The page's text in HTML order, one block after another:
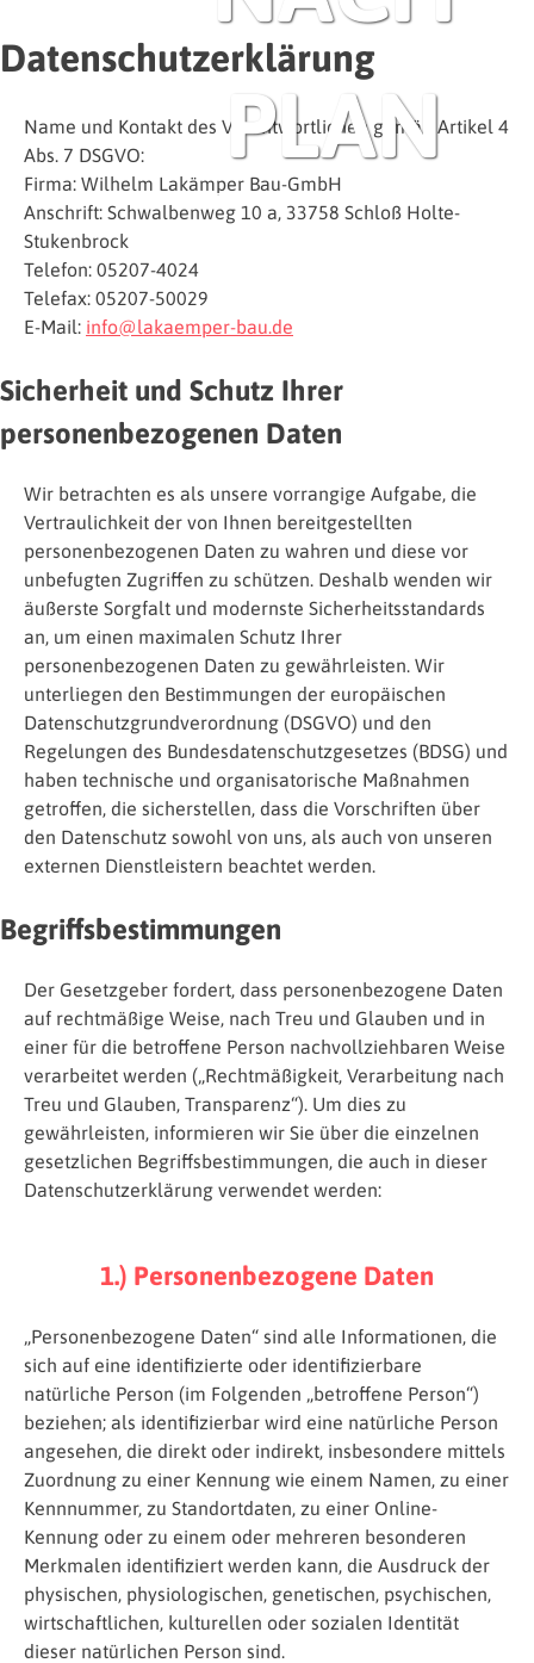
PLAN
Datenschutzerklärung
Name und Kontakt des Verantwortlichen gemäß Artikel 4
Abs. 7 DSGVO:
Firma: Wilhelm Lakämper Bau-GmbH
Anschrift: Schwalbenweg 10 a, 33758 Schloß Holte-
Stukenbrock
Telefon: 05207-4024
Telefax: 05207-50029
E-Mail: info@lakaemper-bau.de
Sicherheit und Schutz Ihrer
personenbezogenen Daten
Wir betrachten es als unsere vorrangige Aufgabe, die
Vertraulichkeit der von Ihnen bereitgestellten
personenbezogenen Daten zu wahren und diese vor
unbefugten Zugriffen zu schützen. Deshalb wenden wir
äußerste Sorgfalt und modernste Sicherheitsstandards
an, um einen maximalen Schutz Ihrer
personenbezogenen Daten zu gewährleisten. Wir
unterliegen den Bestimmungen der europäischen
Datenschutzgrundverordnung (DSGVO) und den
Regelungen des Bundesdatenschutzgesetzes (BDSG) und
haben technische und organisatorische Maßnahmen
getroffen, die sicherstellen, dass die Vorschriften über
den Datenschutz sowohl von uns, als auch von unseren
externen Dienstleistern beachtet werden.
Begriffsbestimmungen
Der Gesetzgeber fordert, dass personenbezogene Daten
auf rechtmäßige Weise, nach Treu und Glauben und in
einer für die betroffene Person nachvollziehbaren Weise
verarbeitet werden („Rechtmäßigkeit, Verarbeitung nach
Treu und Glauben, Transparenz“). Um dies zu
gewährleisten, informieren wir Sie über die einzelnen
gesetzlichen Begriffsbestimmungen, die auch in dieser
Datenschutzerklärung verwendet werden:
1.) Personenbezogene Daten
„Personenbezogene Daten“ sind alle Informationen, die
sich auf eine identifizierte oder identifizierbare
natürliche Person (im Folgenden „betroffene Person“)
beziehen; als identifizierbar wird eine natürliche Person
angesehen, die direkt oder indirekt, insbesondere mittels
Zuordnung zu einer Kennung wie einem Namen, zu einer
Kennnummer, zu Standortdaten, zu einer Online-
Kennung oder zu einem oder mehreren besonderen
Merkmalen identifiziert werden kann, die Ausdruck der
physischen, physiologischen, genetischen, psychischen,
wirtschaftlichen, kulturellen oder sozialen Identität
dieser natürlichen Person sind.